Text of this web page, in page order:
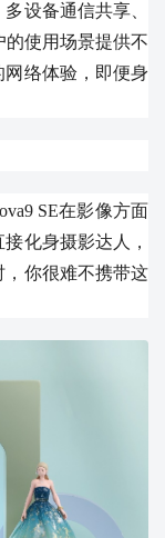
设备通信共享、
使用场景提供不
络体验，即便身
SE在影像方面
化身摄影达人，
你很难不携带这